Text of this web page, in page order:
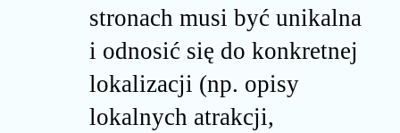
stronach musi być unikalna
i odnosić się do konkretnej
lokalizacji (np. opisy
lokalnych atrakcji,